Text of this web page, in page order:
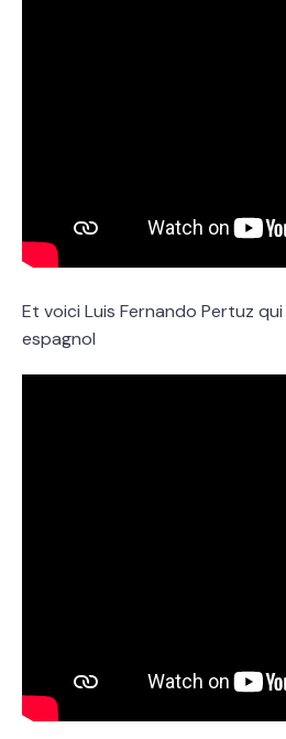
Et voici Luis Fernando Pertuz
espagnol